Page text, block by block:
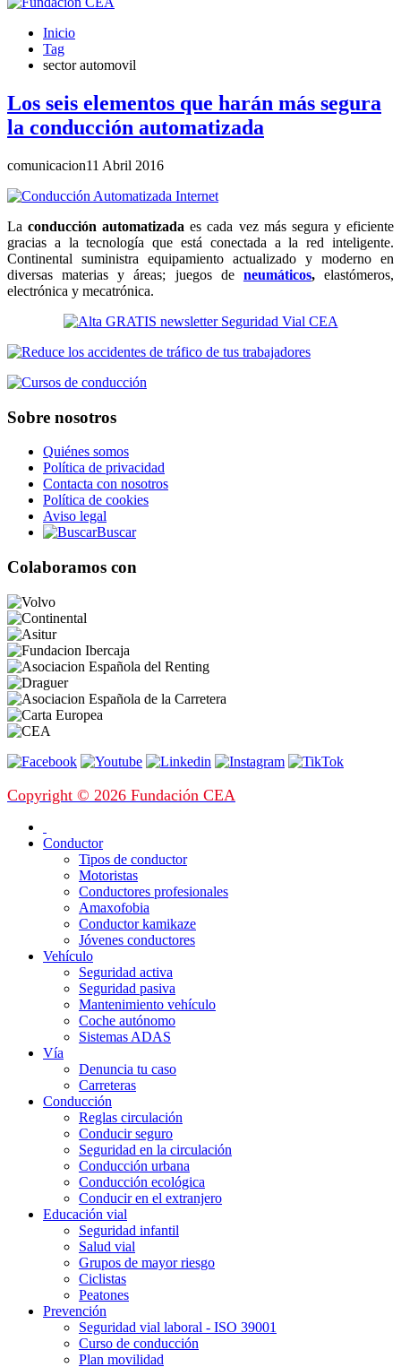
Inicio
Tag
sector automovil
Los seis elementos que harán más segura
la conducción automatizada
comunicacion11 Abril 2016
Laconducción automatizada es cada vez más segura y eficiente
gracias a la tecnología que está conectada a la red inteligente.
Continental suministra equipamiento actualizado y moderno en
diversas materias y áreas; juegos de neumáticos,elastómeros,
electrónica y mecatrónica.
Sobre nosotros
Quiénes somos
Política de privacidad
Contacta con nosotros
Política de cookies
Aviso legal
Buscar
Colaboramos con
Copyright © 2026 Fundación CEA
Conductor
Tipos de conductor
Motoristas
Conductores profesionales
Amaxofobia
Conductor kamikaze
Jóvenes conductores
Vehículo
Seguridad activa
Seguridad pasiva
Mantenimiento vehículo
Coche autónomo
Sistemas ADAS
Vía
Denuncia tu caso
Carreteras
Conducción
Reglas circulación
Conducir seguro
Seguridad en la circulación
Conducción urbana
Conducción ecológica
Conducir en el extranjero
Educación vial
Seguridad infantil
Salud vial
Grupos de mayor riesgo
Ciclistas
Peatones
Prevención
Seguridad vial laboral - ISO 39001
Curso de conducción
Plan movilidad